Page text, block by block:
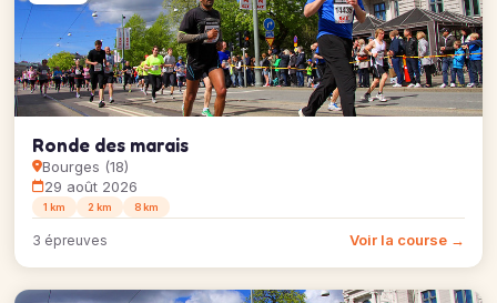
Ronde des marais
Bourges (18)
29 août 2026
1 km 2 km 8 km
3 épreuves Voir la course →